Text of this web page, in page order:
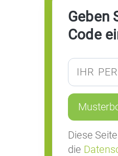
Geben
Code
Diese
die